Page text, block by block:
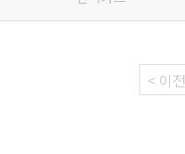
< 이전